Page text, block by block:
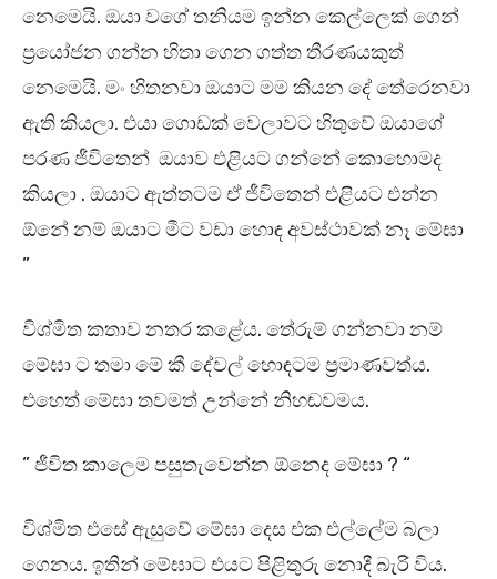
නෙමෙයි. ඔයා වගේ තනියම ඉන්න කෙල්ලෙක් ගෙන්
ප්‍රයෝජන ගන්න හිතා ගෙන ගත්ත තීරණයකුත්
නෙමෙයි. මං හිතනවා ඔයාට මම කියන දේ තේරෙනවා
ඇති කියලා. එයා ගොඩක් වෙලාවට හිතුවේ ඔයාගේ
පරණ ජීවිතෙන් ඔයාව එළියට ගන්නේ කොහොමද
කියලා . ඔයාට ඇත්තටම ඒ ජීවිතෙන් එළියට එන්න
ඕනේ නම් ඔයාට මීට වඩා හොඳ අවස්ථාවක් නෑ මේඝා
”
විශ්මිත කතාව නතර කළේය. තේරුම් ගන්නවා නම්
මේඝා ට තමා මේ කී දේවල් හොඳටම ප්‍රමාණවත්ය.
එහෙත් මේඝා තවමත් උන්නේ නිහඬවමය.
” ජීවිත කාලෙම පසුතැවෙන්න ඕනෙද මේඝා ? “
විශ්මිත එසේ ඇසුවේ මේඝා දෙස එක එල්ලේම බලා
ගෙනය. ඉතින් මේඝාට එයට පිළිතුරු නොදී බැරි විය.